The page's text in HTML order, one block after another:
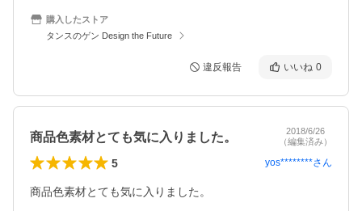
購入したストア
タンスのゲン Design the Future
違反報告 いいね 0
商品色素材とても気に入りました。
2018/6/26
（編集済み）
5 yos********さん
商品色素材とても気に入りました。